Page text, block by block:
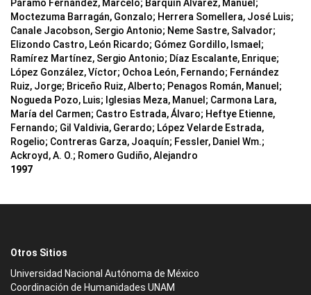
Páramo Fernández, Marcelo; Barquín Álvarez, Manuel;
Moctezuma Barragán, Gonzalo; Herrera Somellera, José Luis;
Canale Jacobson, Sergio Antonio; Neme Sastre, Salvador;
Elizondo Castro, León Ricardo; Gómez Gordillo, Ismael;
Ramírez Martínez, Sergio Antonio; Díaz Escalante, Enrique;
López González, Víctor; Ochoa León, Fernando; Fernández
Ruiz, Jorge; Briceño Ruiz, Alberto; Penagos Román, Manuel;
Nogueda Pozo, Luis; Iglesias Meza, Manuel; Carmona Lara,
María del Carmen; Castro Estrada, Álvaro; Heftye Etienne,
Fernando; Gil Valdivia, Gerardo; López Velarde Estrada,
Rogelio; Contreras Garza, Joaquín; Fessler, Daniel Wm.;
Ackroyd, A. O.; Romero Gudiño, Alejandro
1997
Otros Sitios
Universidad Nacional Autónoma de México
Coordinación de Humanidades UNAM